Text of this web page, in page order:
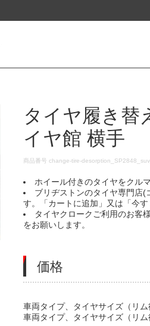
タイヤ履き替
イヤ館 横手
DETAILS
商品番号change-tire-
ホイール付きのタイヤをクル
ブリヂストンのタイヤ専門店
す。「カートに追加」又は「今
タイヤクロークご利用のお客
をお願いします。
価格
VARIATIONS
車両タイプ、タイヤサイズ（リム
車両タイプ、タイヤサイズ（リ